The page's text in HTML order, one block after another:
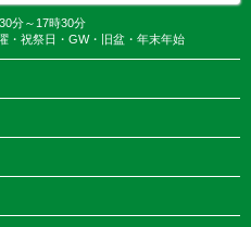
分～17時30分
・祝祭日・GW・旧盆・年末年始